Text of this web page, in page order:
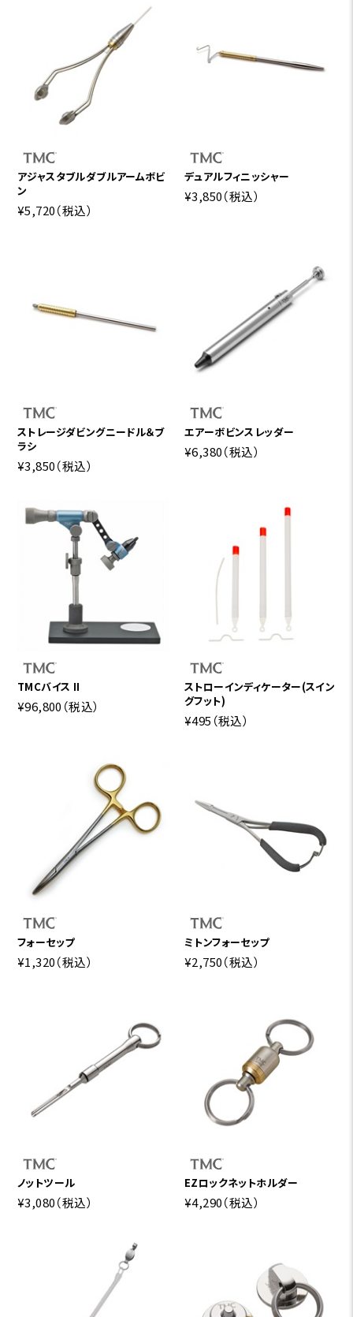
アジャスタブルダブルアームボビ
ン
¥5,720（税込）
デュアルフィニッシャー
¥3,850（税込）
ストレージダビングニードル＆ブ
ラシ
¥3,850（税込）
エアーボビンスレッダー
¥6,380（税込）
TMCバイス II
¥96,800 （税込）
ストローインディケーター(スイン
グフット)
¥495 （税込）
フォーセップ
¥1,320（税込）
ミトンフォーセップ
¥2,750（税込）
ノットツール
¥3,080（税込）
EZロックネットホルダー
¥4,290（税込）